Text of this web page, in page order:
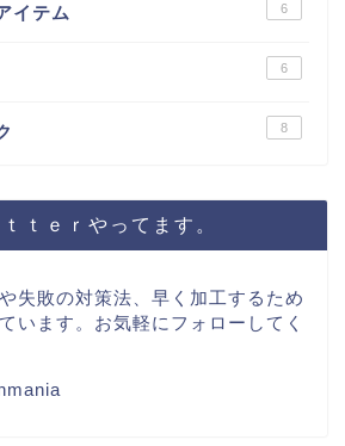
イテム 6
6
8
ｔｅｒやってます。
失敗の対策法、早く加工するため
います。お気軽にフォローしてく